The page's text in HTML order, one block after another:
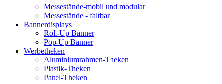
Messestände-mobil und modular
Messestände - faltbar
Bannerdisplays
Roll-Up Banner
Pop-Up Banner
Werbetheken
Aluminiumrahmen-Theken
Plastik-Theken
Panel-Theken